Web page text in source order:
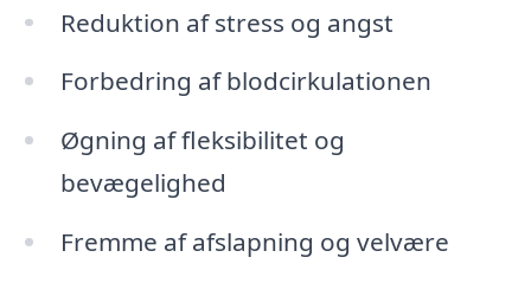
Reduktion af stress og angst
Forbedring af blodcirkulationen
Øgning af fleksibilitet og
bevægelighed
Fremme af afslapning og velvære